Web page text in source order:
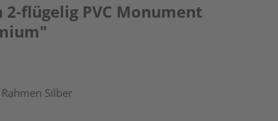
flügelig PVC Monument
Silber